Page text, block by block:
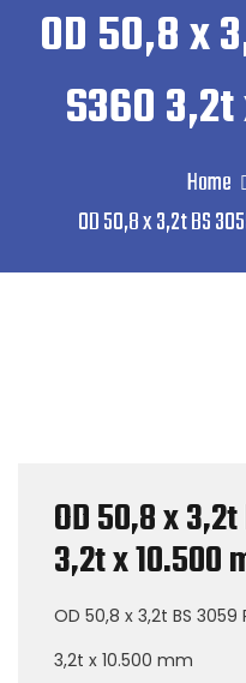
OD 50,8 x
S360
Home
OD 50,8 x 3,2t BS
OD 50,8 x
3,2t x 10.500
OD 50,8 x 3,2t BS 3059
3,2t x 10.500 mm